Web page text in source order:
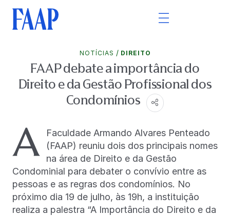
NOTÍCIAS / DIREITO
FAAP debate a importância do
Direito e da Gestão Profissional dos
Condomínios
A
Faculdade Armando Alvares Penteado
(FAAP) reuniu dois dos principais nomes
na área de Direito e da Gestão
Condominial para debater o convívio entre as
pessoas e as regras dos condomínios. No
próximo dia 19 de julho, às 19h, a instituição
realiza a palestra “A Importância do Direito e da